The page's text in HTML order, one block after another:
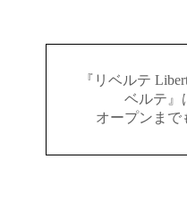
『リベルテ
ベルテ』
オープンまで